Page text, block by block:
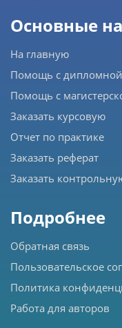
Основные
На главную
Помощь с дипломной
Помощь с
Заказать курсовую
Отчет по практике
Заказать реферат
Заказать
Подробнее
Обратная связь
Пользовательское
Политика
Работа для авторов